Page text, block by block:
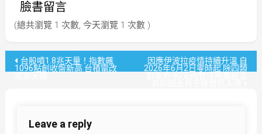
臉書留言
(總共瀏覽 1 次數, 今天瀏覽 1 次數 )
文台股噴1.8兆天量！指數飆
1096點創收盤新高 台積電改
因應伊波拉疫情持續升溫 自
2026年6月2日零時起 除四類
Leave a reply